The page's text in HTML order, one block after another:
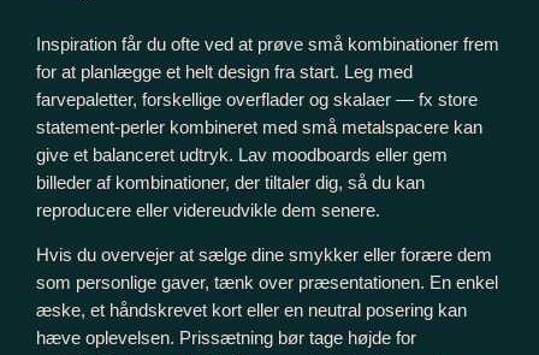
Inspiration får du ofte ved at prøve små kombinationer frem
for at planlægge et helt design fra start. Leg med
farvepaletter, forskellige overflader og skalaer — fx store
statement-perler kombineret med små metalspacere kan
give et balanceret udtryk. Lav moodboards eller gem
billeder af kombinationer, der tiltaler dig, så du kan
reproducere eller videreudvikle dem senere.
Hvis du overvejer at sælge dine smykker eller forære dem
som personlige gaver, tænk over præsentationen. En enkel
æske, et håndskrevet kort eller en neutral posering kan
hæve oplevelsen. Prissætning bør tage højde for